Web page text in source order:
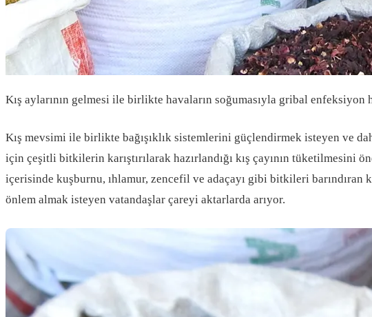
Kış aylarının gelmesi ile birlikte havaların soğumasıyla gribal
Kış mevsimi ile birlikte bağışıklık sistemlerini güçlendirmek isteyen ve
için çeşitli bitkilerin karıştırılarak hazırlandığı kış çayının
içerisinde kuşburnu, ıhlamur, zencefil ve adaçayı gibi bitkileri barındıran
önlem almak isteyen vatandaşlar çareyi aktarlarda arıyor.